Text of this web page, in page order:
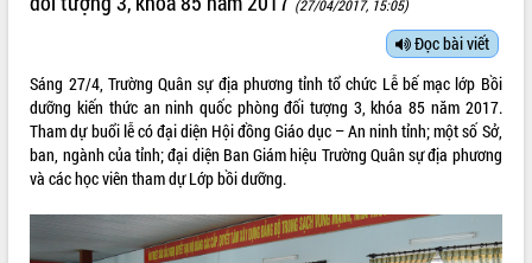
LÃNH ĐẠO UBND TỈNH
SỞ, BAN, NGÀNH
UBND CÁC XÃ, PHƯỜNG
HỆ THỐNG VĂN BẢN
(27/04/2017, 15:05)
Đọc bài viết
Sáng 27/4, Trường Quân sự địa phương tỉnh tổ chức Lễ bế mạc lớp Bồi
dưỡng kiến thức an ninh quốc phòng đối tượng 3, khóa 85 năm 2017.
Tham dự buổi lễ có đại diện Hội đồng Giáo dục – An ninh tỉnh; một số Sở,
ban, ngành của tỉnh; đại diện Ban Giám hiệu Trường Quân sự địa phương
và các học viên tham dự Lớp bồi dưỡng.